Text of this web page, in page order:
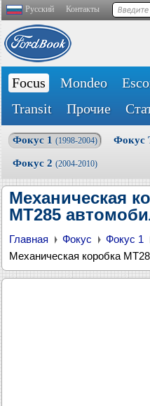
Русский Контакты
Focus Mondeo
Transit
Прочие
Фокус 1 (1998-2004) Фокус
Фокус 2 (2004-2010)
Механическая
MT285
Главная Фокус Фокус 1
Механическая коробка